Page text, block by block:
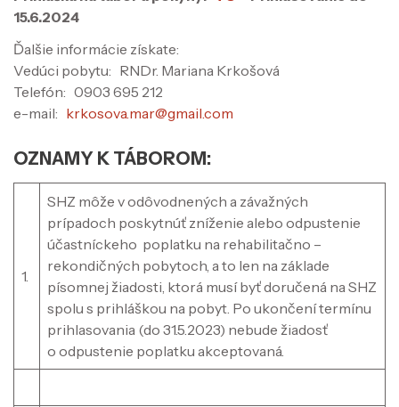
15.6.2024
Ďalšie informácie získate:
Vedúci pobytu: RNDr. Mariana Krkošová
Telefón: 0903 695 212
e-mail: krkosova.mar@gmail.com
OZNAMY K TÁBOROM:
1.
SHZ môže v odôvodnených a závažných
prípadoch poskytnúť zníženie alebo odpustenie
účastníckeho poplatku na rehabilitačno –
rekondičných pobytoch, a to len na základe
písomnej žiadosti, ktorá musí byť doručená na SHZ
spolu s prihláškou na pobyt. Po ukončení termínu
prihlasovania (do 31.5.2023) nebude žiadosť
o odpustenie poplatku akceptovaná.